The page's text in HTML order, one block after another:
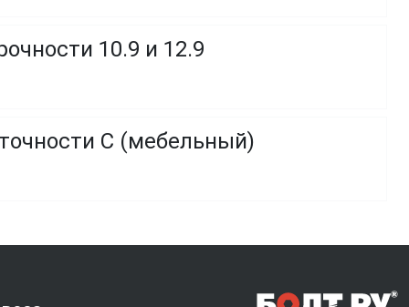
10.9 и 12.9
C (мебельный)